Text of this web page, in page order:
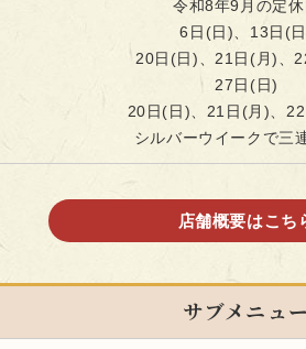
令和8年9月の定休
6日(日)、13日(
20日(日)、21日(月)、
27日(日)
20日(日)、21日(月)、
シルバーウイークで三
店舗概要はこち
サブメニュー